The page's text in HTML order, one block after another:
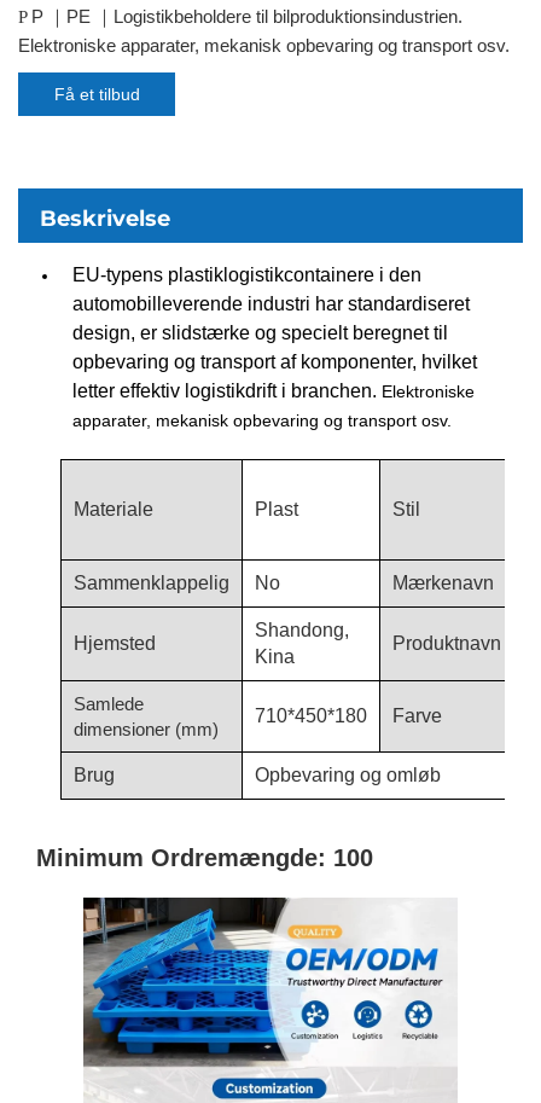
P P PE
Logistikbeholdere til bilproduktionsindustrien.
Elektroniske apparater, mekanisk opbevaring og transport osv.
Få et tilbud
Beskrivelse
EU-typens plastiklogistikcontainere i den
automobilleverende industri har standardiseret
design, er slidstærke og specielt beregnet til
opbevaring og transport af komponenter, hvilket
letter effektiv logistikdrift i branchen. Elektroniske
apparater, mekanisk opbevaring og transport osv.
Materiale Plast Stil
Sammenklappelig No Mærkenavn
Hjemsted
Shandong,
Kina
Produktnavn
Samlede
dimensioner (mm)
710*450*180 Farve
Brug Opbevaring og omløb
Minimum Ordremængde: 100